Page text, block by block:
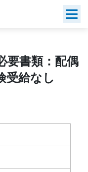
要書類：配偶
受給なし